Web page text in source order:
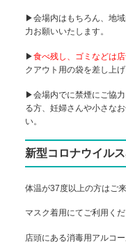
▶会場内はもちろん、地
力お願いいたします。
▶食べ残し、ゴミなどは
クアウト用の袋を差し上
▶会場内でに禁煙にご協
る方、妊婦さんや小さな
い。
新型コロナウイル
体温が37度以上の方はご
マスク着用にてご利用くだ
店頭にある消毒用アルコ